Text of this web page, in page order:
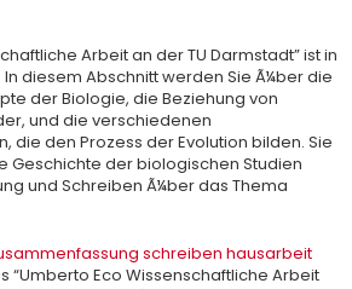
Arbeit an der TU Darmstadt” ist in
diesem Abschnitt werden Sie Ã¼ber die
der Biologie, die Beziehung von
und die verschiedenen
die den Prozess der Evolution bilden. Sie
Geschichte der biologischen Studien
und Schreiben Ã¼ber das Thema
schreiben hausarbeit
“Umberto Eco Wissenschaftliche Arbeit